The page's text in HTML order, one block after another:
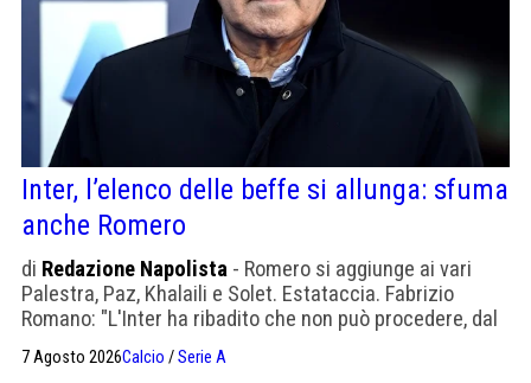
Inter, l’elenco delle beffe si allunga: sfuma
anche Romero
di Redazione Napolista - Romero si aggiunge ai vari
Palestra, Paz, Khalaili e Solet. Estataccia. Fabrizio
Romano: "L'Inter ha ribadito che non può procedere, dal
punto di vista economico, per quanto riguarda questa
operazione lato giocatore, finché non ci sono cessioni"
7 Agosto 2026Calcio /Serie A